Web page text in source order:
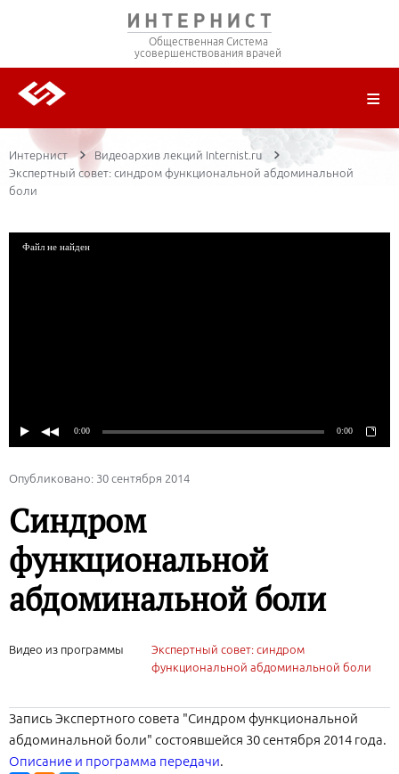
Общественная Система
усовершенствования врачей
ЦИКЛЫ ПЕРЕДАЧ
Интернист
Видеоархив лекций Internist.ru
Экспертный совет: синдром функциональной абдоминальной
боли
Опубликовано: 30 сентября 2014
Cиндром
функциональной
абдоминальной боли
Видео из программы
Экспертный совет: синдром
функциональной абдоминальной боли
Запись Экспертного совета "Синдром функциональной
абдоминальной боли" состоявшейся 30 сентября 2014 года.
Описание и программа передачи.